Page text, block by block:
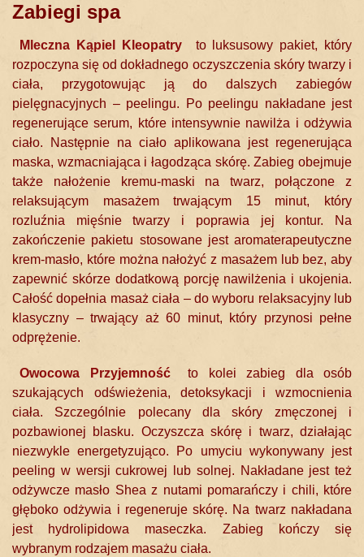
Zabiegi spa
Mleczna Kąpiel Kleopatry
to luksusowy pakiet, który
rozpoczyna się od dokładnego oczyszczenia skóry twarzy i
ciała, przygotowując ją do dalszych zabiegów
pielęgnacyjnych – peelingu. Po peelingu nakładane jest
regenerujące serum, które intensywnie nawilża i odżywia
ciało. Następnie na ciało aplikowana jest regenerująca
maska, wzmacniająca i łagodząca skórę. Zabieg obejmuje
także nałożenie kremu-maski na twarz, połączone z
relaksującym masażem trwającym 15 minut, który
rozluźnia mięśnie twarzy i poprawia jej kontur. Na
zakończenie pakietu stosowane jest aromaterapeutyczne
krem-masło, które można nałożyć z masażem lub bez, aby
zapewnić skórze dodatkową porcję nawilżenia i ukojenia.
Całość dopełnia masaż ciała – do wyboru relaksacyjny lub
klasyczny – trwający aż 60 minut, który przynosi pełne
odprężenie.
Owocowa Przyjemność
to kolei zabieg dla osób
szukających odświeżenia, detoksykacji i wzmocnienia
ciała. Szczególnie polecany dla skóry zmęczonej i
pozbawionej blasku. Oczyszcza skórę i twarz, działając
niezwykle energetyzująco. Po umyciu wykonywany jest
peeling w wersji cukrowej lub solnej. Nakładane jest też
odżywcze masło Shea z nutami pomarańczy i chili, które
głęboko odżywia i regeneruje skórę. Na twarz nakładana
jest hydrolipidowa maseczka. Zabieg kończy się
wybranym rodzajem masażu ciała.